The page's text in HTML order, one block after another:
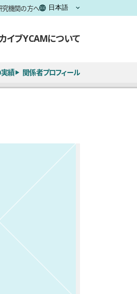
究機関の方へ
イブYCAMについて
績 関係者プロフィール